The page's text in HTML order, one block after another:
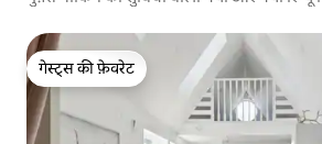
गेस्ट्स की फ़ेवरेट
गेस्ट्स की फ़ेवरेट